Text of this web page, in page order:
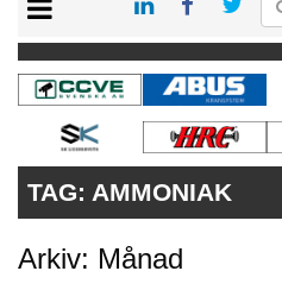
KONTAKT
VÅRA ANDRA MAGASIN
PRENUMERERA
ANNONSERA
TAG: AMMONIAK
Arkiv: Månad